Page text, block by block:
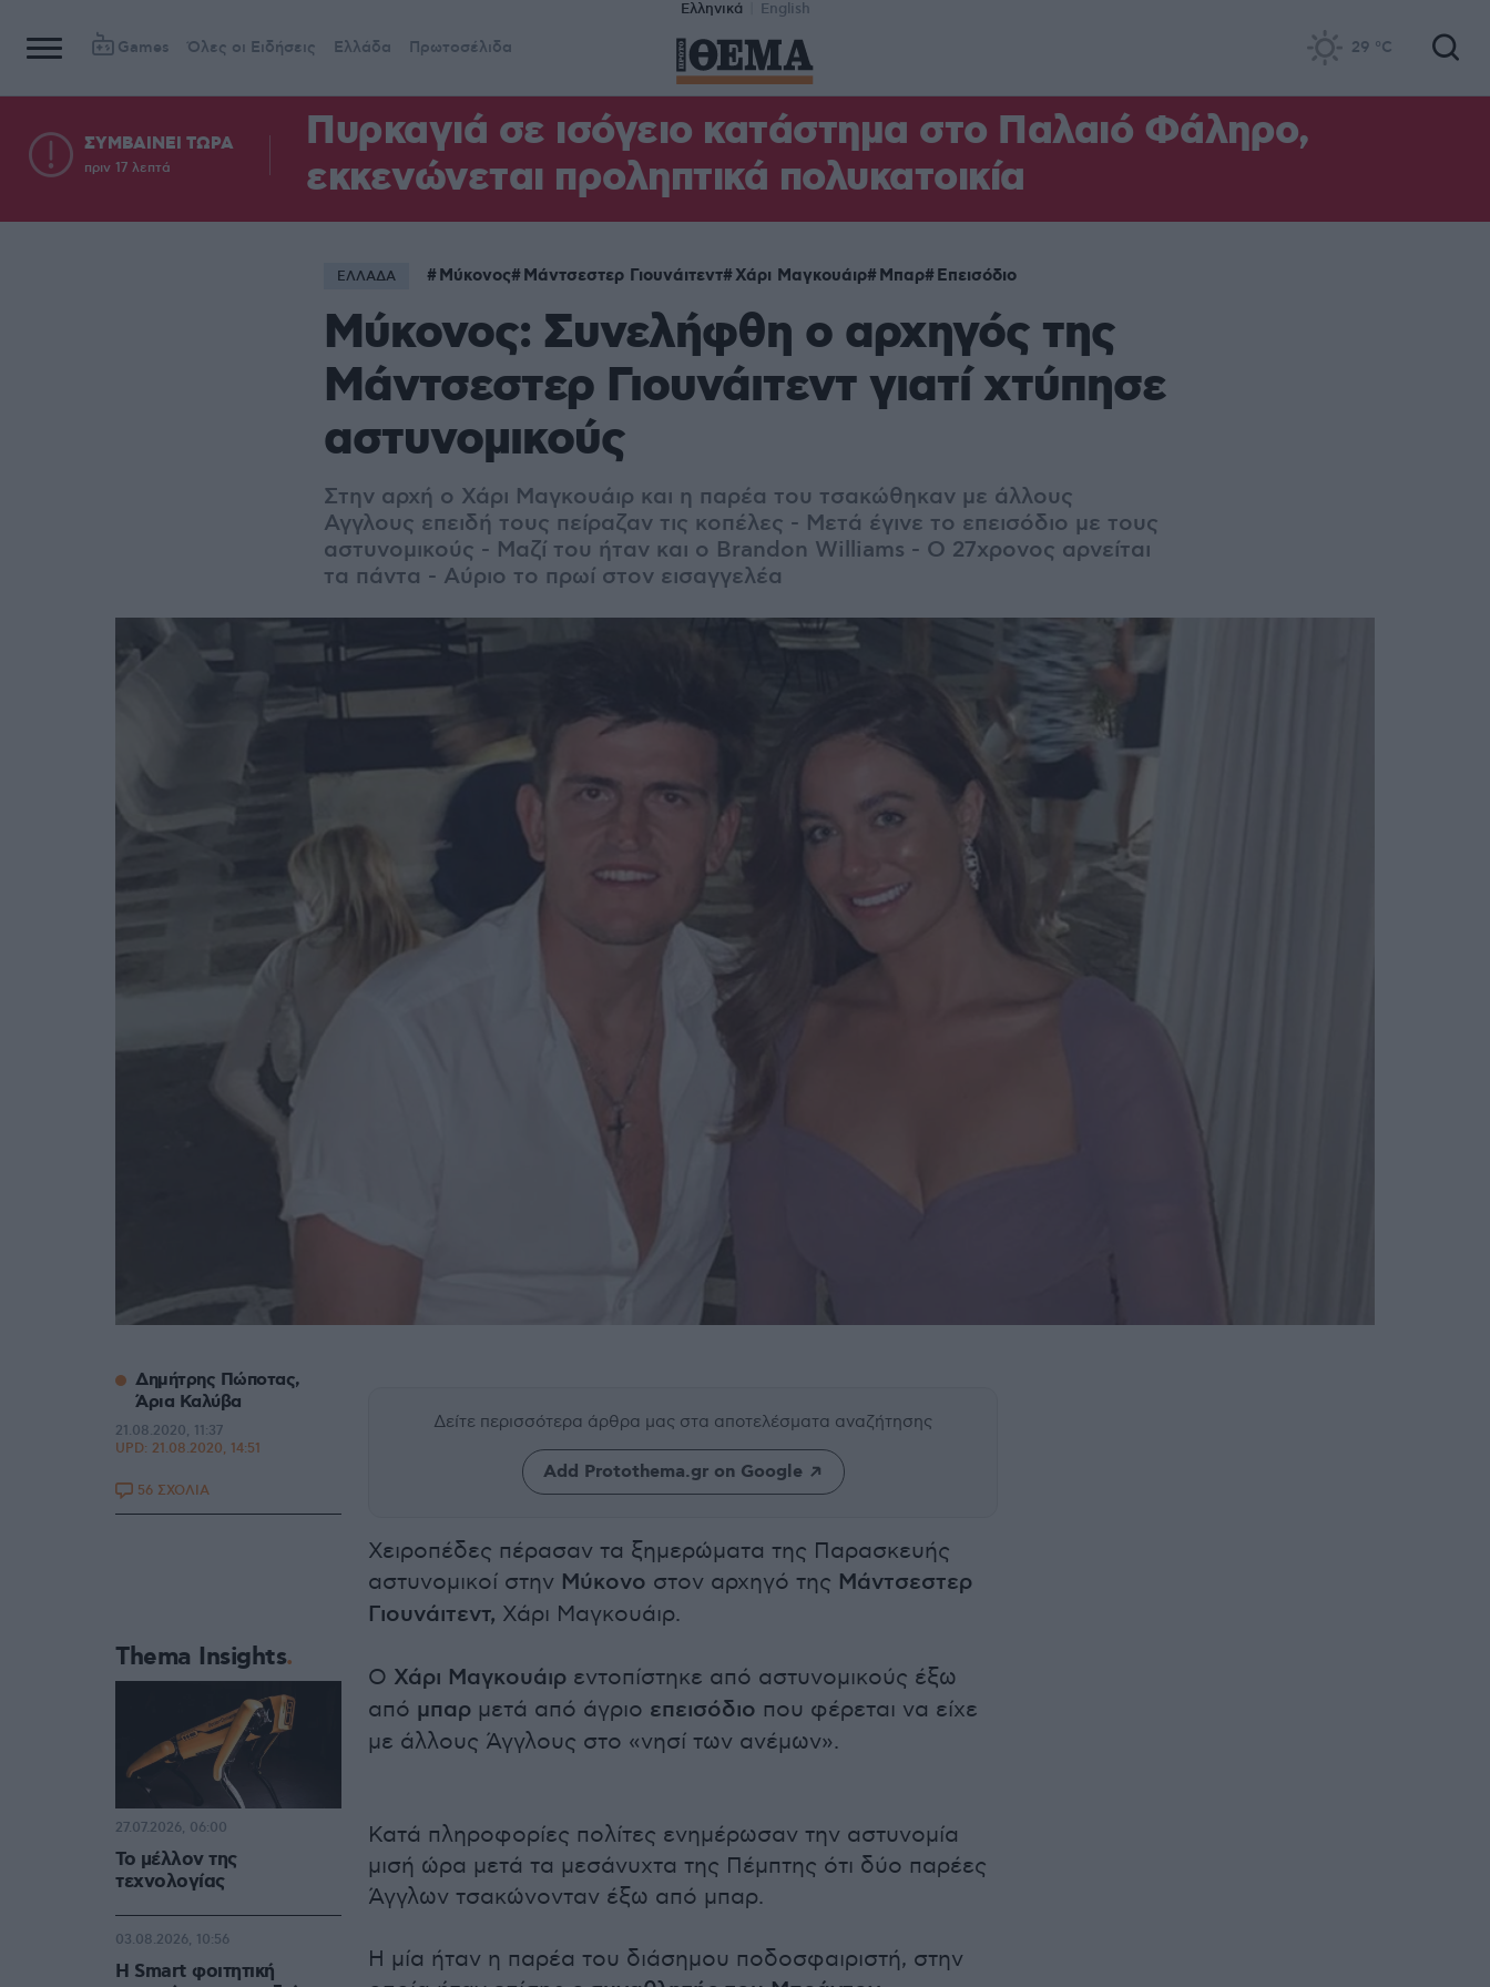
Ελληνικά English
Games Όλες οι Ειδήσεις Ελλάδα Πρωτοσέλιδα 29 °C
ΣΥΜΒΑΙΝΕΙ ΤΩΡΑ
πριν 17 λεπτά
Πυρκαγιά σε ισόγειο κατάστημα στο Παλαιό Φάληρο,
εκκενώνεται προληπτικά πολυκατοικία
ΕΛΛΑΔΑ Μύκονος Μάντσεστερ Γιουνάιτεντ Χάρι Μαγκουάιρ Μπαρ Επεισόδιο
Μύκονος: Συνελήφθη ο αρχηγός της
Μάντσεστερ Γιουνάιτεντ γιατί χτύπησε
αστυνομικούς
Στην αρχή ο Χάρι Μαγκουάιρ και η παρέα του τσακώθηκαν με άλλους
Αγγλους επειδή τους πείραζαν τις κοπέλες - Μετά έγινε το επεισόδιο με τους
αστυνομικούς - Μαζί του ήταν και ο Brandon Williams - Ο 27χρονος αρνείται
τα πάντα - Αύριο το πρωί στον εισαγγελέα
Δείτε περισσότερα άρθρα μας στα αποτελέσματα αναζήτησης
Add Protothema.gr on Google
Χειροπέδες πέρασαν τα ξημερώματα της Παρασκευής
αστυνομικοί στην Μύκονο στον αρχηγό της Μάντσεστερ
Γιουνάιτεντ, Χάρι Μαγκουάιρ.
Ο Χάρι Μαγκουάιρ εντοπίστηκε από αστυνομικούς έξω
από μπαρ μετά από άγριο επεισόδιο που φέρεται να είχε
με άλλους Άγγλους στο «νησί των ανέμων».
Κατά πληροφορίες πολίτες ενημέρωσαν την αστυνομία
μισή ώρα μετά τα μεσάνυχτα της Πέμπτης ότι δύο παρέες
Άγγλων τσακώνονταν έξω από μπαρ.
Η μία ήταν η παρέα του διάσημου ποδοσφαιριστή, στην
Δημήτρης Πώποτας,
Άρια Καλύβα
21.08.2020, 11:37
UPD: 21.08.2020, 14:51
56 ΣΧΟΛΙΑ
Thema Insights
Το μέλλον της
τεχνολογίας
27.07.2026, 06:00
Η Smart φοιτητική
03.08.2026, 10:56